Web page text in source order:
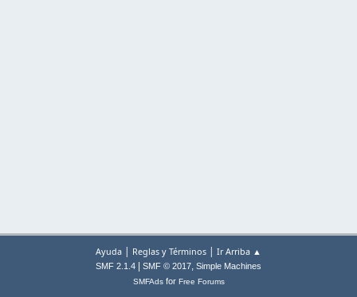
Ayuda | Reglas y Términos | Ir Arriba ▲
SMF 2.1.4 SMF © 2017, Simple Machines
SMFAdsfor Free Forums